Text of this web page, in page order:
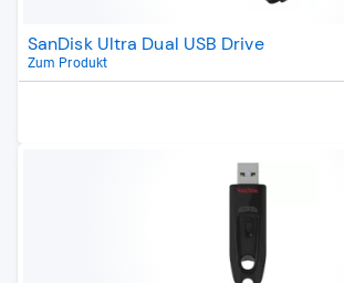
SanDisk Ultra Dual USB Drive
Zum Produkt